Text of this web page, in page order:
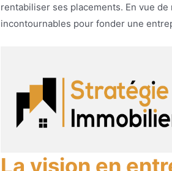
rentabiliser ses placements. En vue
incontournables pour fonder une
La vision en